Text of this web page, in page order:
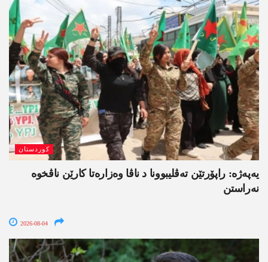
کوردستان
یەپەژە: راپۆرتێن تەڤلیبوونا د ناڤا وەزارەتا کارێن ناڤخوە
نەراستن
2026-08-04